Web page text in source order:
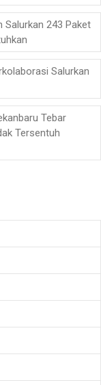
Salurkan 243 Paket
Salurkan
Tebar
Tersentuh